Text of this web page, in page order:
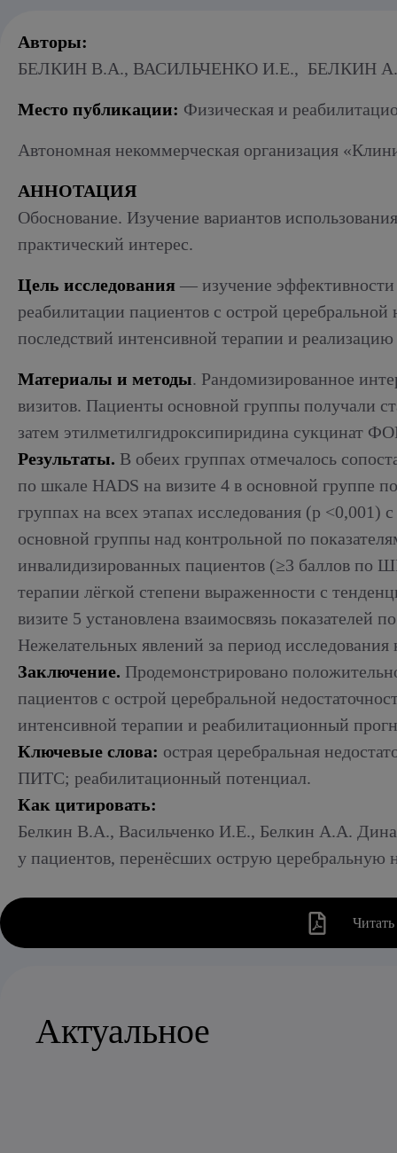
Авторы:
БЕЛКИН В.А., ВАСИЛЬЧЕНКО И.Е., БЕЛКИН
Место публикации: Физическая и
Автономная некоммерческая организация
АННОТАЦИЯ
Обоснование. Изучение вариантов
практический интерес.
Цель исследования ― изучение эффективности
реабилитации пациентов с острой
последствий интенсивной терапии и
Материалы и методы. Рандомизированное
визитов. Пациенты основной группы получали
затем этилметилгидроксипиридина сукцинат
Результаты. В обеих группах отмечалось
по шкале HADS на визите 4 в основной группе
группах на всех этапах исследования (p
основной группы над контрольной по
инвалидизированных пациентов (≥3 баллов по
терапии лёгкой степени выраженности с
визите 5 установлена взаимосвязь
Нежелательных явлений за период исследования
Заключение. Продемонстрировано
пациентов с острой церебральной
интенсивной терапии и реабилитационный
Ключевые слова: острая церебральная
ПИТС; реабилитационный потенциал.
Как цитировать:
Белкин В.А., Васильченко И.Е., Белкин А.А.
у пациентов, перенёсших острую церебральную
Читать
Актуальное